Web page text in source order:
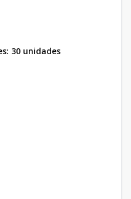
30 unidades